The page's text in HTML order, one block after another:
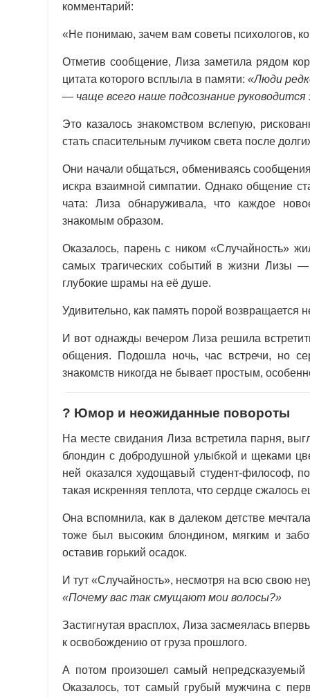
комментарий:
«Не понимаю, зачем вам советы психологов,
Отметив сообщение, Лиза заметила рядом
цитата которого всплыла в памяти: «Люди
— чаще всего наше подсознание
Это казалось знакомством вслепую,
стать спасительным лучиком света после
Они начали общаться, обмениваясь
искра взаимной симпатии. Однако общение
чата: Лиза обнаруживала, что каждое
знакомым образом.
Оказалось, парень с ником «Случайность»
самых трагических событий в жизни Лизы
глубокие шрамы на её душе.
Удивительно, как память порой возвращается
И вот однажды вечером Лиза решила
общения. Подошла ночь, час встречи, но
знакомств никогда не бывает простым,
? Юмор и неожиданные повороты
На месте свидания Лиза встретила парня,
блондин с добродушной улыбкой и щеками
ней оказался худощавый студент-философ,
такая искренняя теплота, что сердце
Она вспомнила, как в далеком детстве
тоже был высоким блондином, мягким и
оставив горький осадок.
И тут «Случайность», несмотря на всю свою
«Почему вас так смущают мои волосы?»
Застигнутая врасплох, Лиза засмеялась
к освобождению от груза прошлого.
А потом произошел самый
Оказалось, тот самый грубый мужчина с